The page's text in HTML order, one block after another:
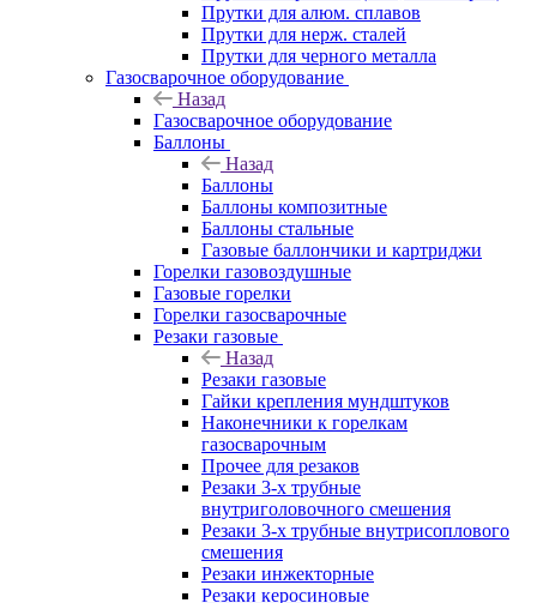
Прутки для алюм. сплавов
Прутки для нерж. сталей
Прутки для черного металла
Газосварочное оборудование
Назад
Газосварочное оборудование
Баллоны
Назад
Баллоны
Баллоны композитные
Баллоны стальные
Газовые баллончики и картриджи
Горелки газовоздушные
Газовые горелки
Горелки газосварочные
Резаки газовые
Назад
Резаки газовые
Гайки крепления мундштуков
Наконечники к горелкам
газосварочным
Прочее для резаков
Резаки 3-х трубные
внутриголовочного смешения
Резаки 3-х трубные внутрисоплового
смешения
Резаки инжекторные
Резаки керосиновые